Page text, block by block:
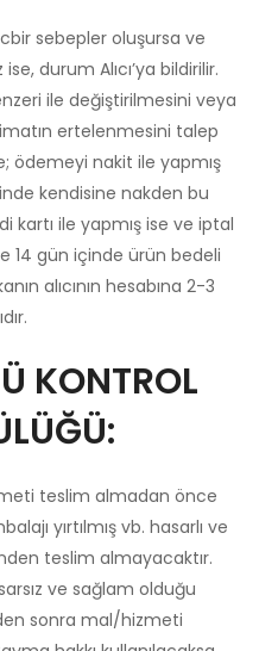
sebepler oluşursa ve
durum Alıcı’ya bildirilir.
ile değiştirilmesini veya
ertelenmesini talep
ödemeyi nakit ile yapmış
kendisine nakden bu
kartı ile yapmış ise ve iptal
14 gün içinde ürün bedeli
alıcının hesabına 2-3
KONTROL
teslim almadan önce
yırtılmış vb. hasarlı ve
teslim almayacaktır.
ve sağlam olduğu
sonra mal/hizmeti